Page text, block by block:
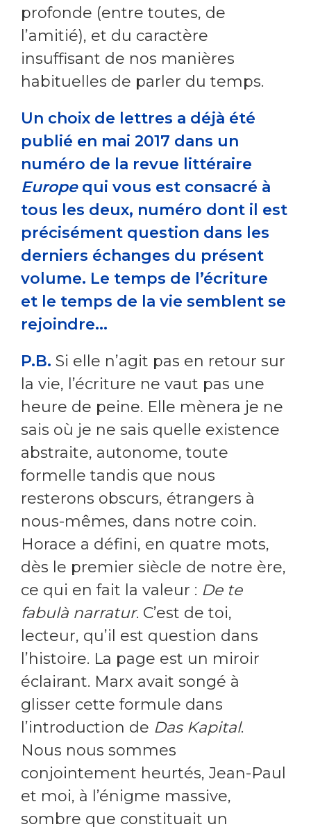
profonde (entre toutes, de
l’amitié), et du caractère
insuffisant de nos manières
habituelles de parler du temps.
Un choix de lettres a déjà été
publié en mai 2017 dans un
numéro de la revue littéraire
Europequi vous est consacré à
tous les deux, numéro dont il est
précisément question dans les
derniers échanges du présent
volume. Le temps de l’écriture
et le temps de la vie semblent se
rejoindre...
P.B. Si elle n’agit pas en retour sur
la vie, l’écriture ne vaut pas une
heure de peine. Elle mènera je ne
sais où je ne sais quelle existence
abstraite, autonome, toute
formelle tandis que nous
resterons obscurs, étrangers à
nous-mêmes, dans notre coin.
Horace a défini, en quatre mots,
dès le premier siècle de notre ère,
ce qui en fait la valeur : De te
fabulà narratur. C’est de toi,
lecteur, qu’il est question dans
l’histoire. La page est un miroir
éclairant. Marx avait songé à
glisser cette formule dans
l’introduction de Das Kapital.
Nous nous sommes
conjointement heurtés, Jean-Paul
et moi, à l’énigme massive,
sombre que constituait un